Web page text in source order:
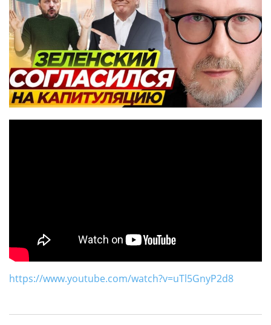
https://www.youtube.com/watch?v=uTl5GnyP2d8